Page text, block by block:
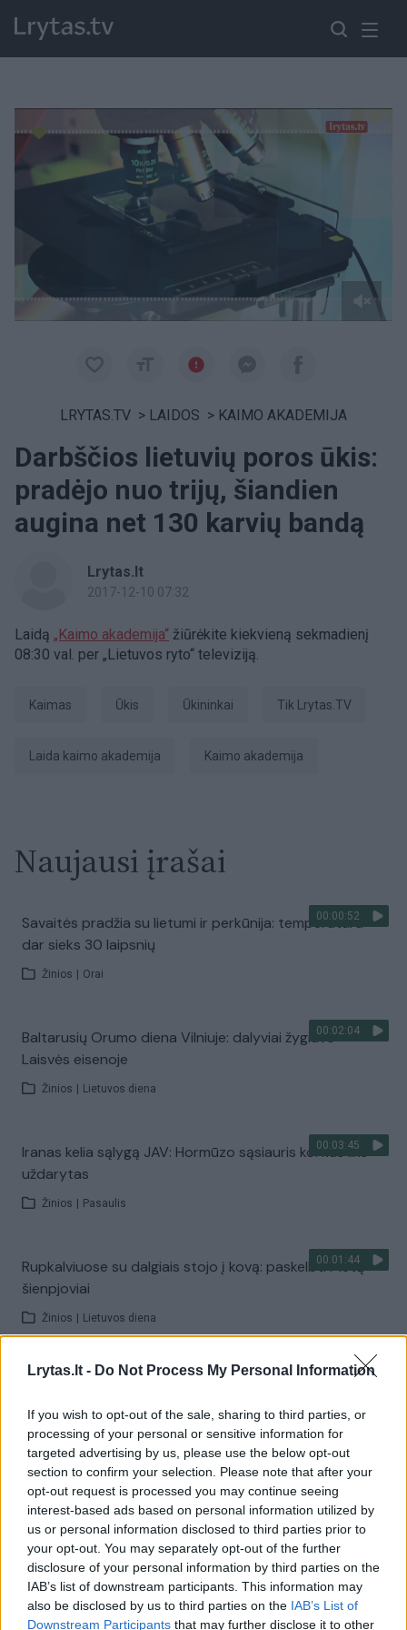
Lrytas.lt - Do Not Process My Personal Information
If you wish to opt-out of the sale, sharing to third parties, or
processing of your personal or sensitive information for
targeted advertising by us, please use the below opt-out
section to confirm your selection. Please note that after your
opt-out request is processed you may continue seeing
interest-based ads based on personal information utilized by
us or personal information disclosed to third parties prior to
your opt-out. You may separately opt-out of the further
disclosure of your personal information by third parties on the
IAB’s list of downstream participants. This information may
also be disclosed by us to third parties on the IAB’s List of
Downstream Participants that may further disclose it to other
Paremkite Ukrainą
LRYTAS.TV > LAIDOS > KAIMO AKADEMIJA
Darbščios lietuvių poros ūkis:
pradėjo nuo trijų, šiandien
augina net 130 karvių bandą
Lrytas.lt
2017-12-10 07:32
Laidą „Kaimo akademija“ žiūrėkite kiekvieną sekmadienį
08:30 val. per „Lietuvos ryto“ televiziją.
kaimas ūkis ūkininkai tik Lrytas.TV
laida kaimo akademija Kaimo akademija
Naujausi įrašai
00:00:52
Savaitės pradžia su lietumi ir perkūnija: temperatūra
dar sieks 30 laipsnių
Žinios Orai
00:02:04
Baltarusių Orumo diena Vilniuje: dalyviai žygiavo
Laisvės eisenoje
Žinios Lietuvos diena
00:03:45
Iranas kelia sąlygą JAV: Hormūzo sąsiauris kol kas liks
uždarytas
Žinios Pasaulis
00:01:44
Rupkalviuose su dalgiais stojo į kovą: paskelbti Metų
šienpjoviai
Žinios Lietuvos diena
Visi įrašai
Žiūrimiausi įrašai
00:00:30
Vaizdai iš tragiškos avarijos Vilniaus r.: dviejų moterų ir
vaiko gyvybių išgelbėti nepavyko
Žinios Lietuvos diena